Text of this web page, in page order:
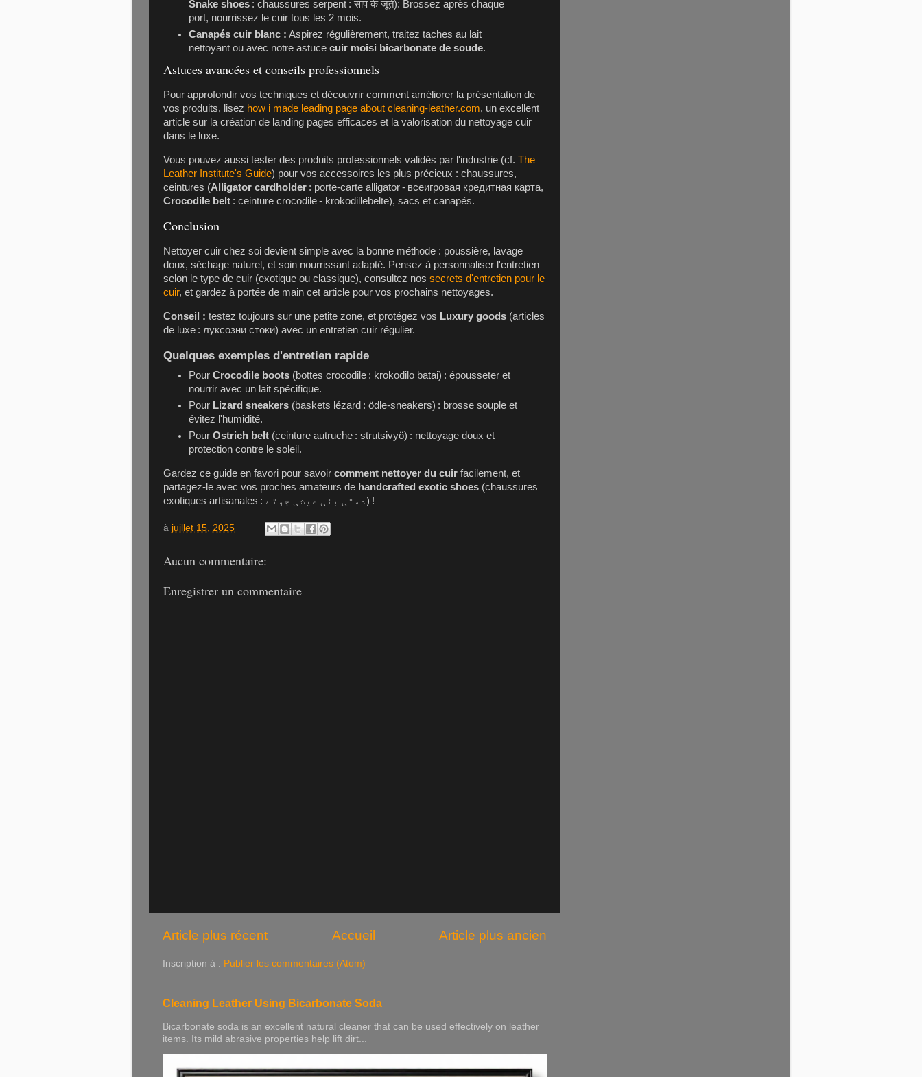
Snake shoes : chaussures serpent :सांप के जूते): Brossez après chaque
port, nourrissez le cuir tous les 2 mois.
Canapés cuir blanc : Aspirez régulièrement, traitez taches au lait
nettoyant ou avec notre astucecuir moisi bicarbonate de soude.
Astuces avancées et conseils professionnels
Pour approfondir vos techniques et découvrir comment améliorer la présentation de
vos produits, lisez how i made leading page about cleaning-leather.com, un excellent
article sur la création de landing pages efficaces et la valorisation du nettoyage cuir
dans le luxe.
Vous pouvez aussi tester des produits professionnels validés par l'industrie (cf. The
Leather Institute's Guide) pour vos accessoires les plus précieux : chaussures,
ceintures (Alligator cardholder : porte-carte alligator - всеигровая кредитная карта,
Crocodile belt : ceinture crocodile - krokodillebelte), sacs et canapés.
Conclusion
Nettoyer cuir chez soi devient simple avec la bonne méthode : poussière, lavage
doux, séchage naturel, et soin nourrissant adapté. Pensez à personnaliser l'entretien
selon le type de cuir (exotique ou classique), consultez nos secrets d'entretien pour le
cuir, et gardez à portée de main cet article pour vos prochains nettoyages.
Conseil : testez toujours sur une petite zone, et protégez vos Luxury goods (articles
de luxe : луксозни стоки) avec un entretien cuir régulier.
Quelques exemples d'entretien rapide
PourCrocodile boots (bottes crocodile : krokodilo batai) : épousseter et
nourrir avec un lait spécifique.
Pour Lizard sneakers (baskets lézard :ödle-sneakers) : brosse souple et
évitez l'humidité.
PourOstrich belt (ceinture autruche :strutsivyö) : nettoyage doux et
protection contre le soleil.
Gardez ce guide en favori pour savoir comment nettoyer du cuir facilement, et
partagez-le avec vos proches amateurs de handcrafted exotic shoes (chaussures
exotiques artisanales : دستی بنی عیشی جوتے) !
à juillet 15, 2025
Aucun commentaire:
Enregistrer un commentaire
Article plus récent Article plus ancien
Accueil
Inscription à : Publier les commentaires (Atom)
Cleaning Leather Using Bicarbonate Soda
Bicarbonate soda is an excellent natural cleaner that can be used effectively on leather
items. Its mild abrasive properties help lift dirt...